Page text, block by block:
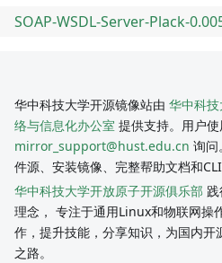
SOAP-WSDL-Server-Plack-
华中科技大学开源镜像站由 华中科
络与信息化办公室 提供支持。用户
mirror_support@hust.edu.cn 询问
件源、安装镜像、完整帮助文档和CLI
华中科技大学开放原子开源俱乐部
理念， 专注于通用Linux和物联网操
作，提升技能，分享知识，为国内
之路。